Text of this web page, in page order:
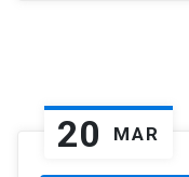
20 MAR